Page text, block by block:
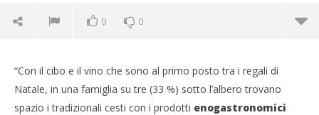
0 0
“Con il cibo e il vino che sono al primo posto tra i regali di
Natale, in una famiglia su tre (33 %) sotto l’albero trovano
spazio i tradizionali cesti con i prodotti enogastronomici